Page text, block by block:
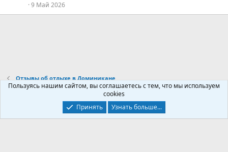
е
о
е
9 Май 2026
Отзывы об отдыхе в Доминикане
Условия и правила
Политика конфиденциальности
Главная
R
Пользуясь нашим сайтом, вы соглашаетесь с тем, что мы используем
cookies
Принять
Узнать больше...